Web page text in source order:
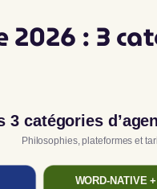
2026 : 3
3 catégories
Philosophies, plateformes et
WORD-NATIVE